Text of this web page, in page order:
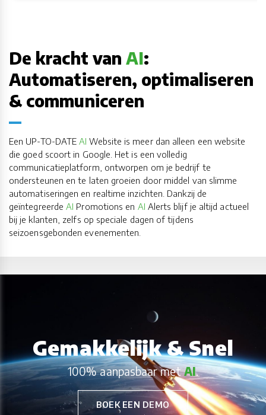
De kracht vanAI:
Automatiseren, optimaliseren
& communiceren
Een UP-TO-DATE AI Website is meer dan alleen een website
die goed scoort in Google. Het is een volledig
communicatieplatform, ontworpen om je bedrijf te
ondersteunen en te laten groeien door middel van slimme
automatiseringen en realtime inzichten. Dankzij de
geïntegreerde AI Promotions en AI Alerts blijf je altijd actueel
bij je klanten, zelfs op speciale dagen of tijdens
seizoensgebonden evenementen.
Gemakkelijk & Snel
100% aanpasbaar metAI.
BOEK EEN DEMO